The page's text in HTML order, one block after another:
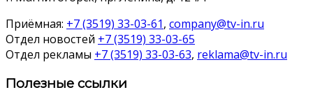
Приёмная: +7 (3519) 33-03-61, company@tv-in.ru
Отдел новостей +7 (3519) 33-03-65
Отдел рекламы +7 (3519) 33-03-63, reklama@tv-in.ru
Полезные ссылки